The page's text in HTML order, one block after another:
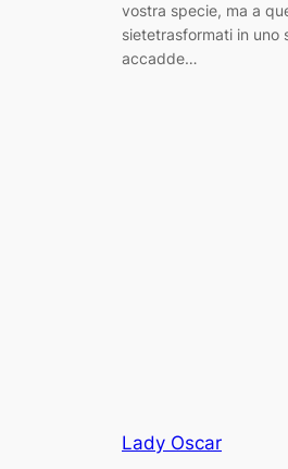
vostra specie, ma a
sietetrasformati in uno
accadde…
Lady Oscar